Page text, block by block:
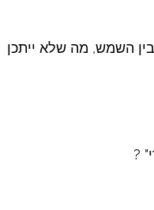
בת 180 מעלות בין הירח ובין השמש, מה שלא ייתכן
?